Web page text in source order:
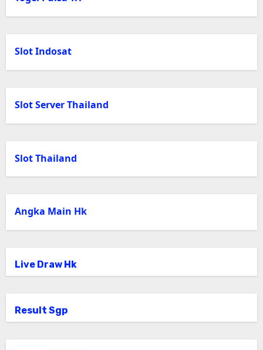
Slot Indosat
Slot Server Thailand
Slot Thailand
Angka Main Hk
Live Draw Hk
Result Sgp